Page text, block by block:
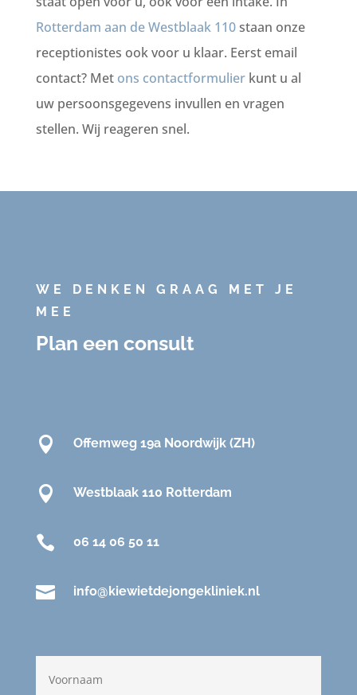
Rotterdam aan de Westblaak 110staan onze
receptionistes ook voor u klaar. Eerst email
contact? Met ons contactformulierkunt u al
uw persoonsgegevens invullen en vragen
stellen. Wij reageren snel.
WE DENKEN GRAAG MET JE
MEE
Plan een consult
 Offemweg 19a Noordwijk (ZH)
 Westblaak 110 Rotterdam
 06 14 06 50 11
 info@kiewietdejongekliniek.nl